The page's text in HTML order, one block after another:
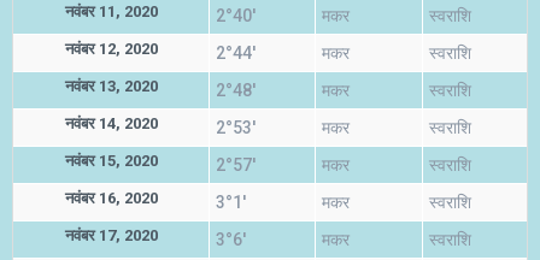
नवंबर 11, 2020 2°40' मकर स्वराशि
नवंबर 12, 2020 2°44' मकर स्वराशि
नवंबर 13, 2020 2°48' मकर स्वराशि
नवंबर 14, 2020 2°53' मकर स्वराशि
नवंबर 15, 2020 2°57' मकर स्वराशि
नवंबर 16, 2020 3°1' मकर स्वराशि
नवंबर 17, 2020 3°6' मकर स्वराशि